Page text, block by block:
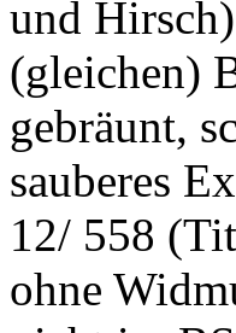
und
(gleichen)
gebräunt,
sauberes
12/ 558
ohne